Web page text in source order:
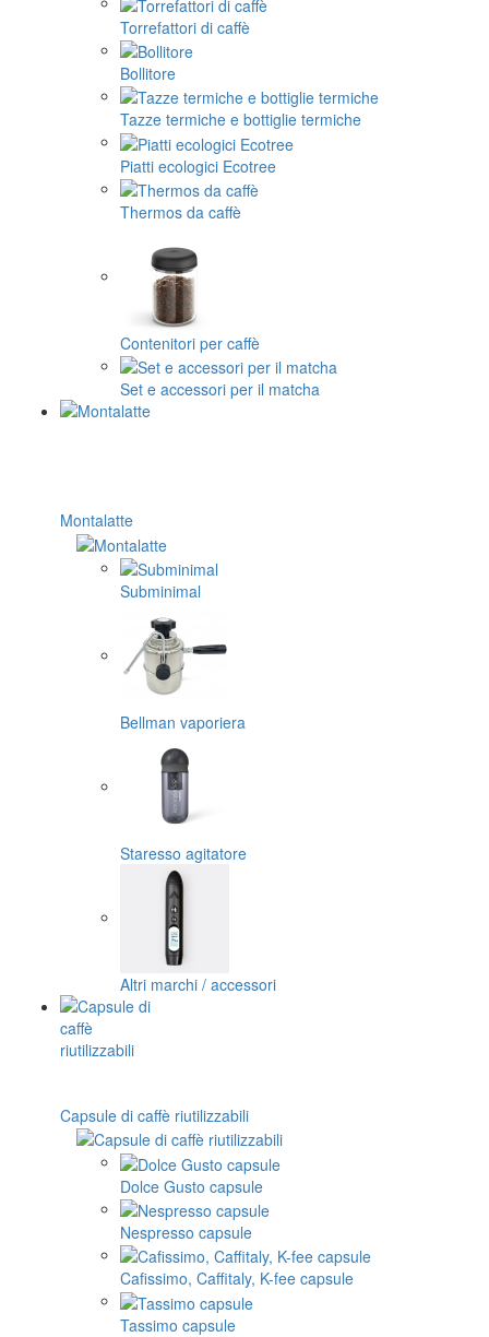
Torrefattori di caffè
Bollitore
Tazze termiche e bottiglie termiche
Piatti ecologici Ecotree
Thermos da caffè
Contenitori per caffè
Set e accessori per il matcha
Montalatte
Subminimal
Bellman vaporiera
Staresso agitatore
Altri marchi / accessori
Capsule di caffè riutilizzabili
Dolce Gusto capsule
Nespresso capsule
Cafissimo, Caffitaly, K-fee capsule
Tassimo capsule